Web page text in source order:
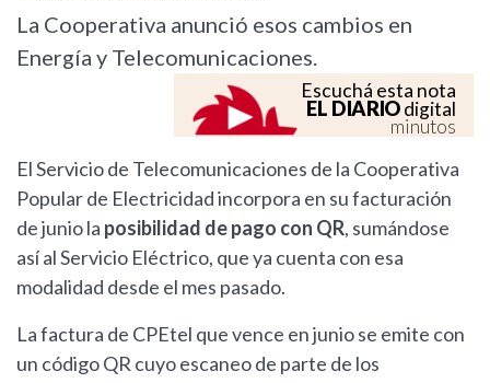
La Cooperativa anunció esos cambios en
Energía y Telecomunicaciones.
Escuchá esta nota
EL DIARIOdigital
minutos
El Servicio de Telecomunicaciones de la Cooperativa
Popular de Electricidad incorpora en su facturación
de junio la posibilidad de pago con QR, sumándose
así al Servicio Eléctrico, que ya cuenta con esa
modalidad desde el mes pasado.
La factura de CPEtel que vence en junio se emite con
un código QR cuyo escaneo de parte de los